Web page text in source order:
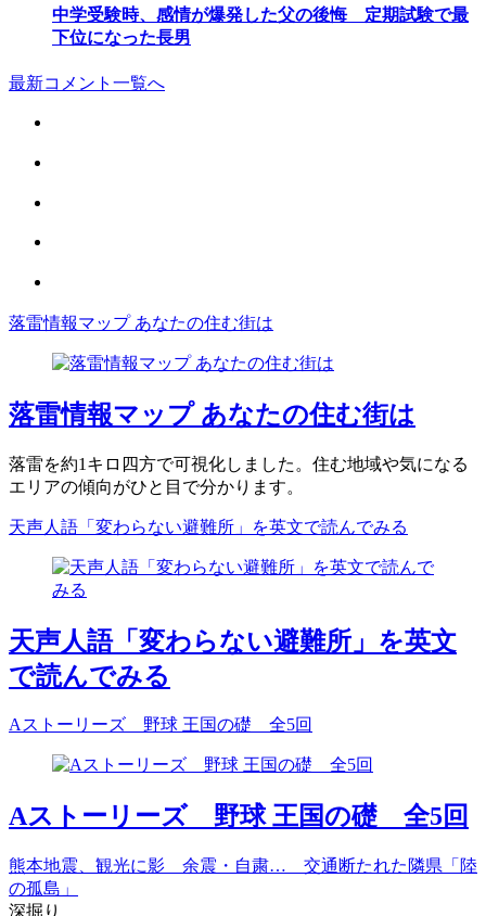
中学受験時、感情が爆発した父の後悔 定期試験で最
下位になった長男
最新コメント一覧へ
落雷情報マップ あなたの住む街は
落雷情報マップ あなたの住む街は
落雷を約1キロ四方で可視化しました。住む地域や気になる
エリアの傾向がひと目で分かります。
天声人語「変わらない避難所」を英文で読んでみる
天声人語「変わらない避難所」を英文
で読んでみる
Aストーリーズ 野球 王国の礎 全5回
Aストーリーズ 野球 王国の礎 全5回
熊本地震、観光に影 余震・自粛… 交通断たれた隣県「陸
の孤島」
深掘り